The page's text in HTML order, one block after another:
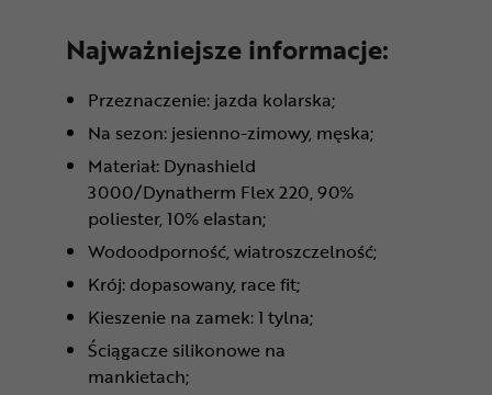
Najważniejsze informacje:
Przeznaczenie: jazda kolarska;
Na sezon: jesienno-zimowy, męska;
Materiał: Dynashield
3000/Dynatherm Flex 220, 90%
poliester, 10% elastan;
Wodoodporność, wiatroszczelność;
Krój: dopasowany, race fit;
Kieszenie na zamek: 1 tylna;
Ściągacze silikonowe na
mankietach;